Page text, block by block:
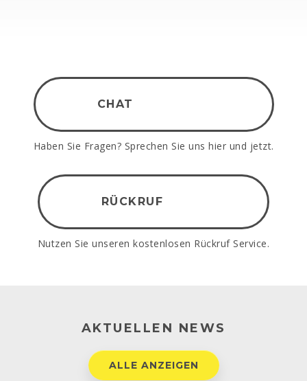
CHAT
Haben Sie Fragen? Sprechen Sie uns hier und jetzt.
RÜCKRUF
Nutzen Sie unseren kostenlosen Rückruf Service.
AKTUELLEN NEWS
ALLE ANZEIGEN